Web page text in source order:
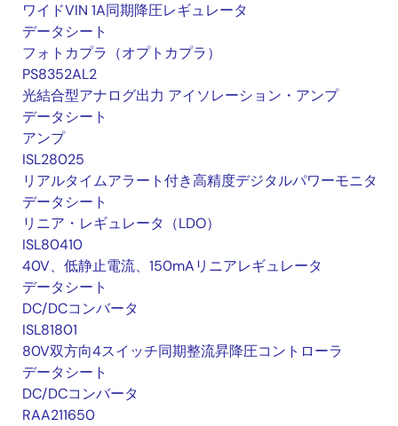
ワイドVIN 1A同期降圧レギュレータ
データシート
フォトカプラ（オプトカプラ）
PS8352AL2
光結合型アナログ出力 アイソレーション・アンプ
データシート
アンプ
ISL28025
リアルタイムアラート付き高精度デジタルパワーモニタ
データシート
リニア・レギュレータ（LDO）
ISL80410
40V、低静止電流、150mAリニアレギュレータ
データシート
DC/DCコンバータ
ISL81801
80V双方向4スイッチ同期整流昇降圧コントローラ
データシート
DC/DCコンバータ
RAA211650